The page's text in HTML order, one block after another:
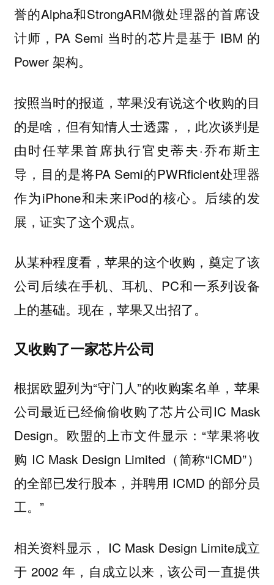
誉的Alpha和StrongARM微处理器的首席设
计师，PA Semi 当时的芯片是基于 IBM 的
Power 架构。
按照当时的报道，苹果没有说这个收购的目
的是啥，但有知情人士透露，，此次谈判是
由时任苹果首席执行官史蒂夫·乔布斯主
导，目的是将PA Semi的PWRficient处理器
作为iPhone和未来iPod的核心。后续的发
展，证实了这个观点。
从某种程度看，苹果的这个收购，奠定了该
公司后续在手机、耳机、PC和一系列设备
上的基础。现在，苹果又出招了。
又收购了一家芯片公司
根据欧盟列为“守门人”的收购案名单，苹果
公司最近已经偷偷收购了芯片公司IC Mask
Design。欧盟的上市文件显示：“苹果将收
购 IC Mask Design Limited（简称“ICMD”）
的全部已发行股本，并聘用 ICMD 的部分员
工。”
相关资料显示， IC Mask Design Limite成立
于 2002 年，自成立以来，该公司一直提供